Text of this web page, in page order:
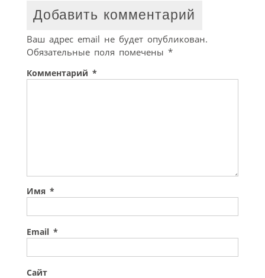
Добавить комментарий
Ваш адрес email не будет опубликован.
Обязательные поля помечены *
Комментарий *
Имя *
Email *
Сайт